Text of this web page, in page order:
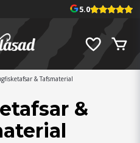
5.0
& Tafsmaterial
&